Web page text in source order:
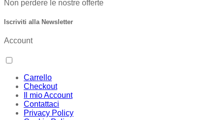
Non perdere le nostre offerte
Iscriviti alla Newsletter
Account
Carrello
Checkout
Il mio Account
Contattaci
Privacy Policy